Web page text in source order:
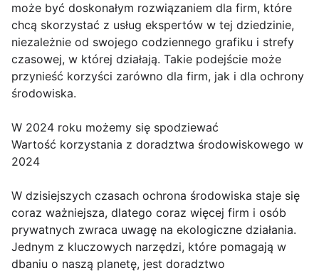
może być doskonałym rozwiązaniem dla firm, które
chcą skorzystać z usług ekspertów w tej dziedzinie,
niezależnie od swojego codziennego grafiku i strefy
czasowej, w której działają. Takie podejście może
przynieść korzyści zarówno dla firm, jak i dla ochrony
środowiska.
W 2024 roku możemy się spodziewać
Wartość korzystania z doradztwa środowiskowego w
2024
W dzisiejszych czasach ochrona środowiska staje się
coraz ważniejsza, dlatego coraz więcej firm i osób
prywatnych zwraca uwagę na ekologiczne działania.
Jednym z kluczowych narzędzi, które pomagają w
dbaniu o naszą planetę, jest doradztwo